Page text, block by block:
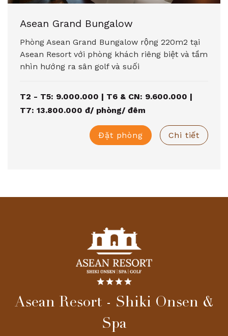
Asean Grand Bungalow
Phòng Asean Grand Bungalow rộng 220m2 tại
Asean Resort với phòng khách riêng biệt và tầm
nhìn hướng ra sân golf và suối
T2 - T5: 9.000.000 | T6 & CN: 9.600.000 |
T7: 13.800.000 đ/ phòng/ đêm
Đặt phòng Chi tiết
Asean Resort - Shiki Onsen &
Spa